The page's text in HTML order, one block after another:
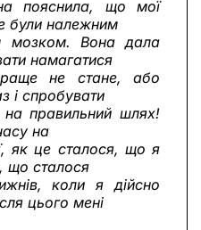
пояснила, що мої
були належним
мозком. Вона дала
намагатися
не стане, або
і спробувати
правильний шлях!
на
як це сталося, що я
що сталося
коли я дійсно
цього мені